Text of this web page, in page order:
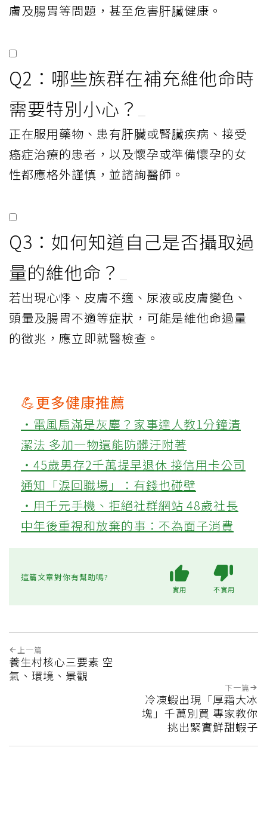
膚及腸胃等問題，甚至危害肝臟健康。
Q2：哪些族群在補充維他命時
需要特別小心？
正在服用藥物、患有肝臟或腎臟疾病、接受
癌症治療的患者，以及懷孕或準備懷孕的女
性都應格外謹慎，並諮詢醫師。
Q3：如何知道自己是否攝取過
量的維他命？
若出現心悸、皮膚不適、尿液或皮膚變色、
頭暈及腸胃不適等症狀，可能是維他命過量
的徵兆，應立即就醫檢查。
💪更多健康推薦
‧電風扇滿是灰塵？家事達人教1分鐘清
潔法 多加一物還能防髒汙附著
‧45歲男存2千萬提早退休 接信用卡公司
通知「淚回職場」：有錢也碰壁
‧用千元手機、拒絕社群網站 48歲社長
中年後重視和放棄的事：不為面子消費
這篇文章對你有幫助嗎?
實用 不實用
上一篇
養生村核心三要素 空
氣、環境、景觀
下一篇
冷凍蝦出現「厚霜大冰
塊」千萬別買 專家教你
挑出緊實鮮甜蝦子